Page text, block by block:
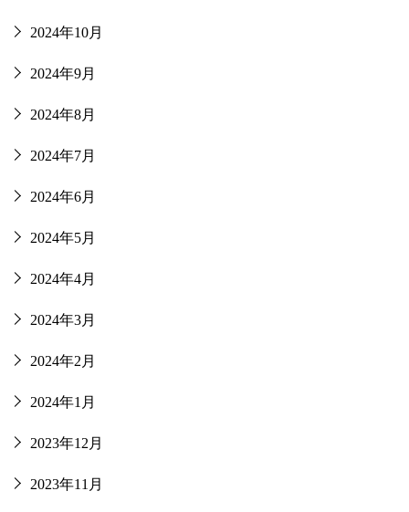
2024年10月
2024年9月
2024年8月
2024年7月
2024年6月
2024年5月
2024年4月
2024年3月
2024年2月
2024年1月
2023年12月
2023年11月